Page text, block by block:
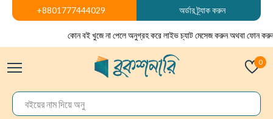
+8801777444029 অর্ডার ট্র্যাক করুন
কোন বই খুজে না পেলে অনুগ্রহ করে লাইভ চ্যাট মেসেজ করুন অথবা ফোন করুন
0